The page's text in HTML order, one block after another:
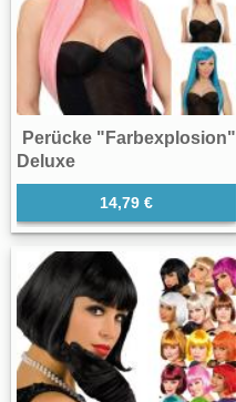
Perücke "Farbexplosion"
Deluxe
14,79 €